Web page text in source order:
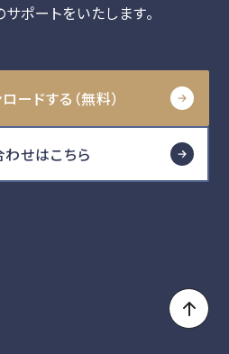
ポートをいたします。
ードする（無料）
せはこちら